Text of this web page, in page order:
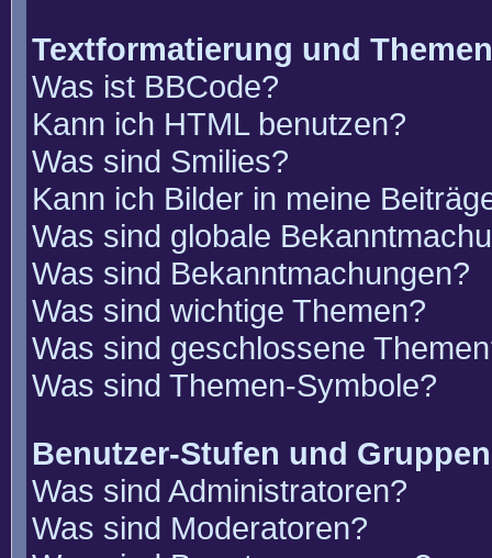
Textformatierung und
Was ist BBCode?
Kann ich HTML benutzen?
Was sind Smilies?
Kann ich Bilder in meine
Was sind globale
Was sind Bekanntmachungen?
Was sind wichtige Themen?
Was sind geschlossene
Was sind Themen-Symbole?
Benutzer-Stufen und Gruppen
Was sind Administratoren?
Was sind Moderatoren?